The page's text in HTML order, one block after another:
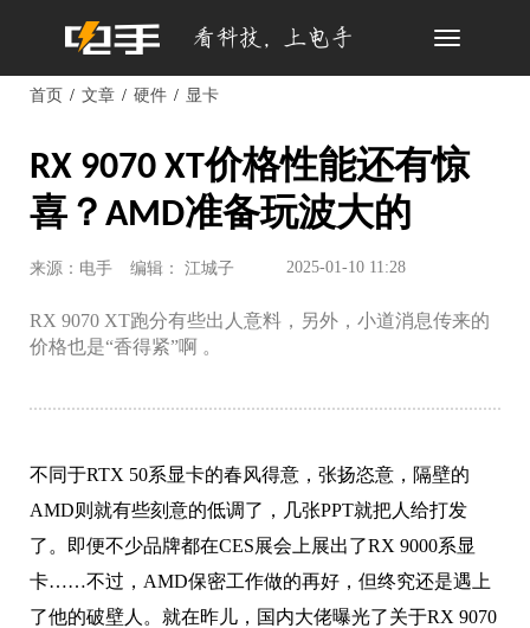
Toggle
首页 文章 硬件 显卡
RX 9070 XT价格性能还有惊
喜？AMD准备玩波大的
来源：电手 编辑： 江城子 2025-01-10 11:28
RX 9070 XT跑分有些出人意料，另外，小道消息传来的
价格也是“香得紧”啊 。
不同于RTX 50系显卡的春风得意，张扬恣意，隔壁的
AMD则就有些刻意的低调了，几张PPT就把人给打发
了。即便不少品牌都在CES展会上展出了RX 9000系显
卡……不过，AMD保密工作做的再好，但终究还是遇上
了他的破壁人。就在昨儿，国内大佬曝光了关于RX 9070